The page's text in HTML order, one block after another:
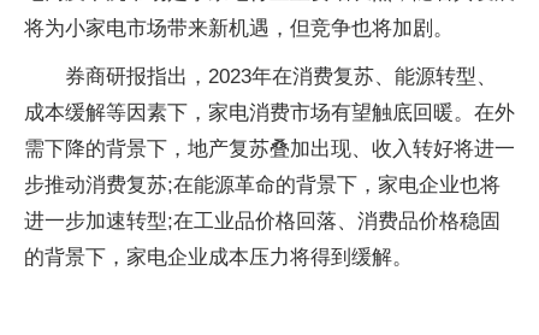
将为小家电市场带来新机遇，但竞争也将加剧。
券商研报指出，2023年在消费复苏、能源转型、
成本缓解等因素下，家电消费市场有望触底回暖。在外
需下降的背景下，地产复苏叠加出现、收入转好将进一
步推动消费复苏;在能源革命的背景下，家电企业也将
进一步加速转型;在工业品价格回落、消费品价格稳固
的背景下，家电企业成本压力将得到缓解。